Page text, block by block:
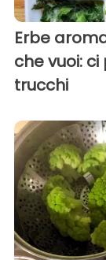
Erbe
che vuoi:
trucchi